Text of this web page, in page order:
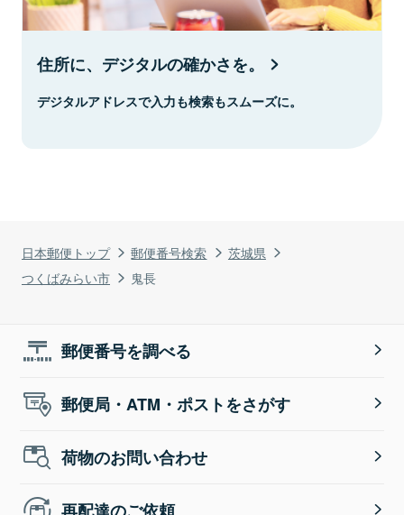
日本郵便トップ 郵便番号検索
茨城県
つくばみらい市
鬼長
住所に、デジタルの確かさを。
デジタルアドレスで入力も検索もスムーズに。
郵便番号を調べる
郵便局・ATM・ポストをさがす
荷物のお問い合わせ
再配達のご依頼